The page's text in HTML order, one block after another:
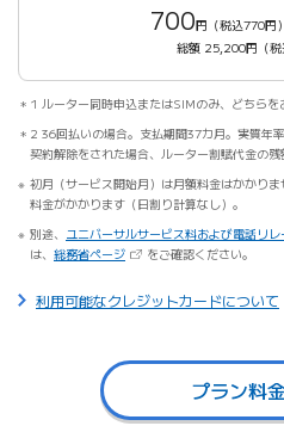
700円（税込770円
総額 25,200円（税
1 ルーター同時申込またはSIMのみ、どちらを
2 36回払いの場合。支払期間37カ月。実質年
契約解除をされた場合、ルーター割賦代金の残
初月（サービス開始月）は月額料金はかかり
料金がかかります（日割り計算なし）。
別途、
ユニバーサルサービス料および電話リ
は、 総務省ページ（新しいタブで開きます）
をご確認ください。
利用可能なクレジットカードについて
プラン料